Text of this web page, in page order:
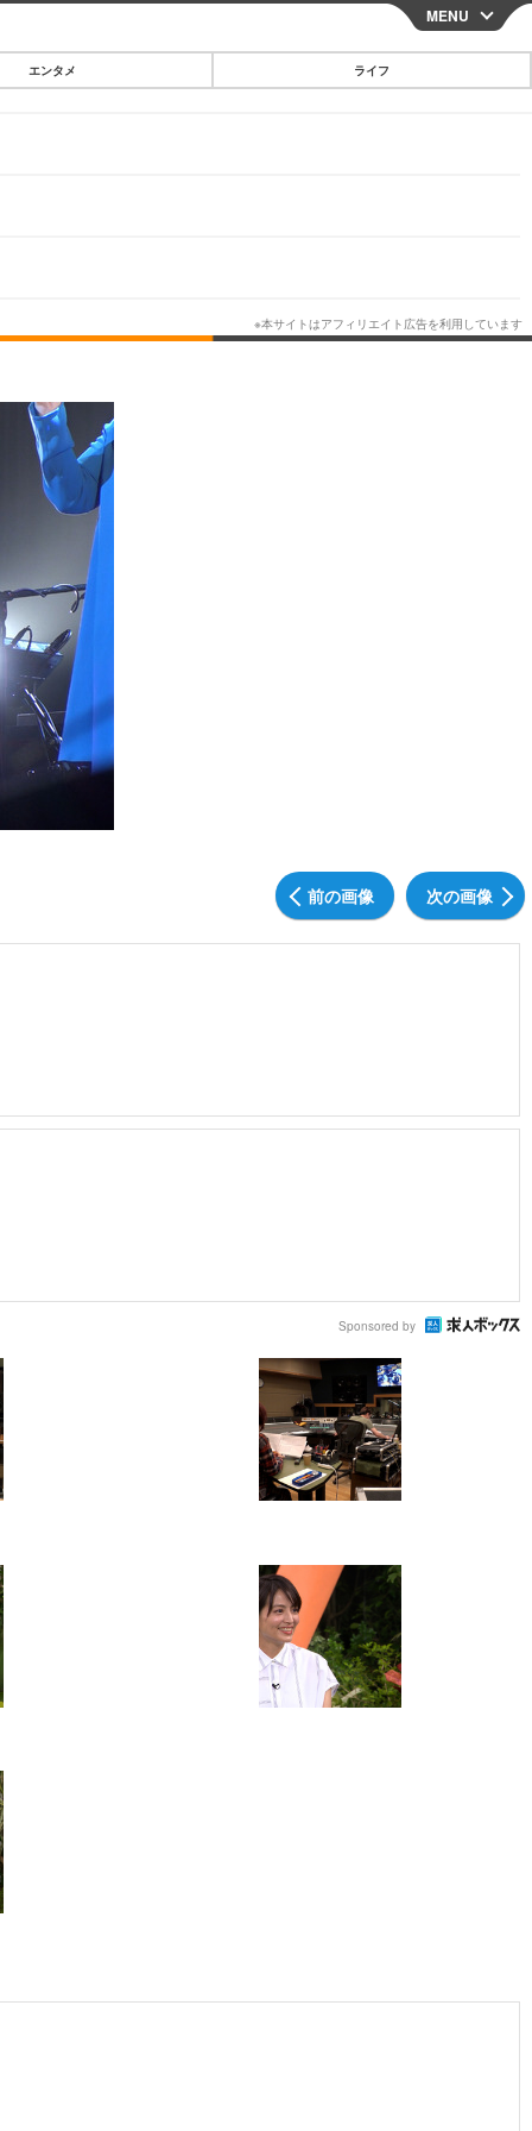
CLOSE
ブログ
その他
グルメ
MENU
エンタメ ライフ
前の画像 次の画像
Sponsored by